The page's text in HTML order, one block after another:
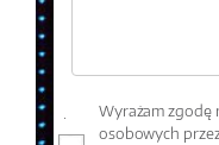
Wyrażam zgodę
osobowych